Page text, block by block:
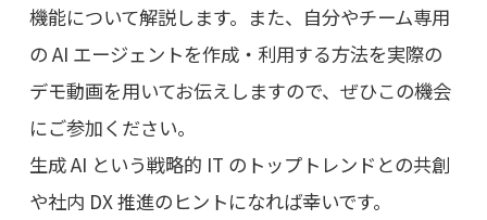
機能について解説します。また、自分やチーム専用
の AI エージェントを作成・利用する方法を実際の
デモ動画を用いてお伝えしますので、ぜひこの機会
にご参加ください。
生成 AI という戦略的 IT のトップトレンドとの共創
や社内 DX 推進のヒントになれば幸いです。